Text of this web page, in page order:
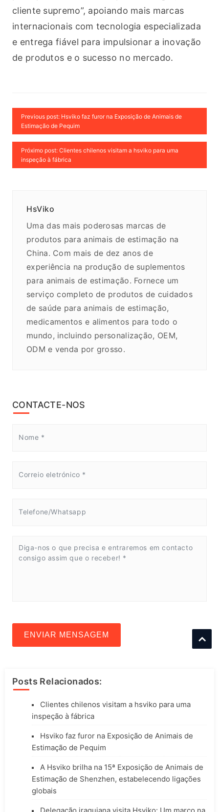
cliente supremo”, apoiando mais marcas
internacionais com tecnologia especializada
e entrega fiável para impulsionar a inovação
de produtos e o sucesso no mercado.
Previous post: Hsviko faz furor na Exposição de Animais de
Estimação de Pequim
Próximo post: Clientes chilenos visitam a hsviko para uma
inspeção à fábrica
HsViko
Uma das mais poderosas marcas de
produtos para animais de estimação na
China. Com mais de dez anos de
experiência na produção de suplementos
para animais de estimação. Fornece um
serviço completo de produtos de cuidados
de saúde para animais de estimação,
medicamentos e alimentos para todo o
mundo, incluindo personalização, OEM,
ODM e venda por grosso.
CONTACTE-NOS
ENVIAR MENSAGEM
Posts Relacionados:
Clientes chilenos visitam a hsviko para uma
inspeção à fábrica
Hsviko faz furor na Exposição de Animais de
Estimação de Pequim
A Hsviko brilha na 15ª Exposição de Animais de
Estimação de Shenzhen, estabelecendo ligações
globais